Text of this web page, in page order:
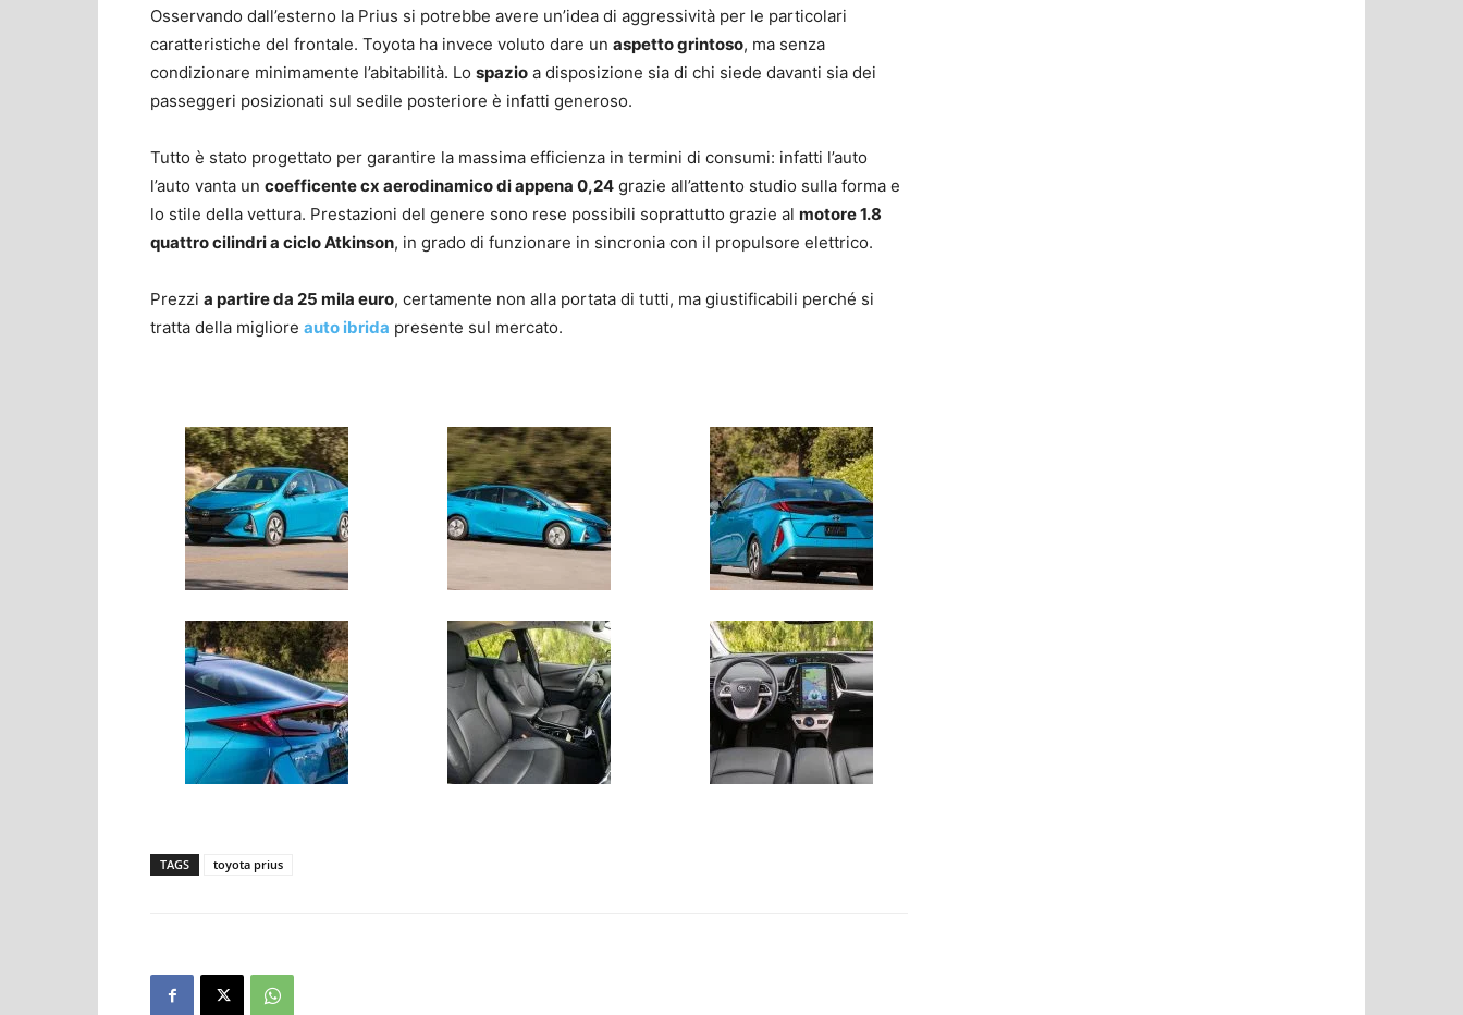
Osservando dall’esterno la Prius si potrebbe avere un’idea di aggressività per le particolari
caratteristiche del frontale. Toyota ha invece voluto dare un aspetto grintoso, ma senza
condizionare minimamente l’abitabilità. Lo spazio a disposizione sia di chi siede davanti sia dei
passeggeri posizionati sul sedile posteriore è infatti generoso.
Tutto è stato progettato per garantire la massima efficienza in termini di consumi: infatti l’auto
l’auto vanta un coefficente cx aerodinamico di appena 0,24 grazie all’attento studio sulla forma e
lo stile della vettura. Prestazioni del genere sono rese possibili soprattutto grazie al motore 1.8
quattro cilindri a ciclo Atkinson, in grado di funzionare in sincronia con il propulsore elettrico.
Prezzi a partire da 25 mila euro, certamente non alla portata di tutti, ma giustificabili perché si
tratta della migliore auto ibrida presente sul mercato.
TAGS toyota prius